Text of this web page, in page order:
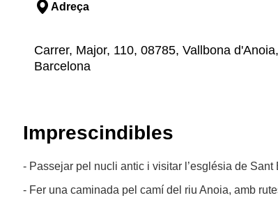
Adreça
Carrer, Major, 110, 08785, Vallbona
Barcelona
Imprescindibles
- Passejar pel nucli antic i visitar l’església de Sant
- Fer una caminada pel camí del riu Anoia, amb